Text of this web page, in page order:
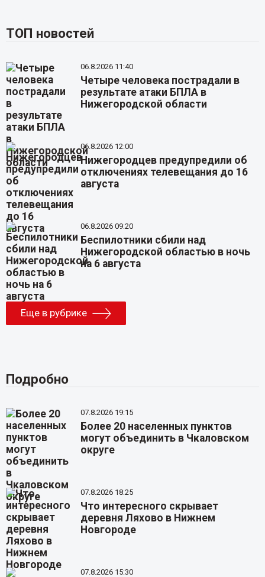
ТОП новостей
06.8.2026 11:40
Четыре человека пострадали в
результате атаки БПЛА в
Нижегородской области
06.8.2026 12:00
Нижегородцев предупредили об
отключениях телевещания до 16
августа
06.8.2026 09:20
Беспилотники сбили над
Нижегородской областью в ночь
на 6 августа
Еще в рубрике
Подробно
07.8.2026 19:15
Более 20 населенных пунктов
могут объединить в Чкаловском
округе
07.8.2026 18:25
Что интересного скрывает
деревня Ляхово в Нижнем
Новгороде
07.8.2026 15:30